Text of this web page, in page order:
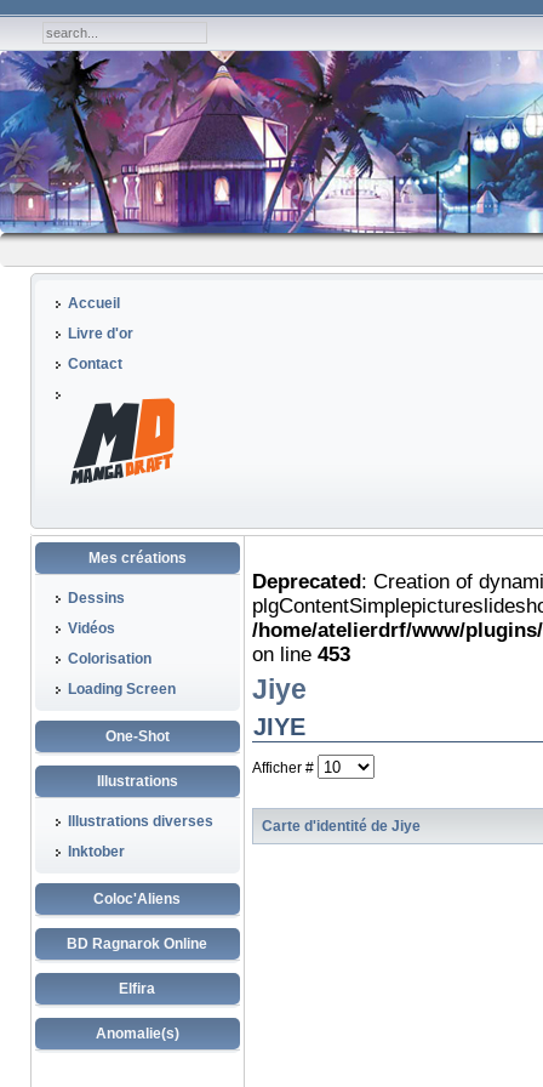
Accueil
Livre d'or
Contact
Mes créations
Dessins
Vidéos
Colorisation
Loading Screen
One-Shot
Illustrations
Illustrations diverses
Inktober
Coloc'Aliens
BD Ragnarok Online
Elfira
Anomalie(s)
Deprecated: Creation of
/home/atelierdrf/www/
on line 453
Jiye
JIYE
Afficher #
Carte d'identité de Jiye